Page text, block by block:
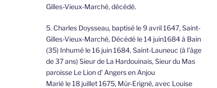
Gilles-Vieux-Marché, décédé.
5. Charles Doysseau, baptisé le 9 avril 1647, Saint-
Gilles-Vieux-Marché, Décédé le 14 juin1684 à Bain
(35) Inhumé le 16 juin 1684, Saint-Launeuc (à l’âge
de 37 ans) Sieur de La Hardouinais, Sieur du Mas
paroisse Le Lion d’ Angers en Anjou
Marié le 18 juillet 1675, Mûr-Erigné, avec Louise